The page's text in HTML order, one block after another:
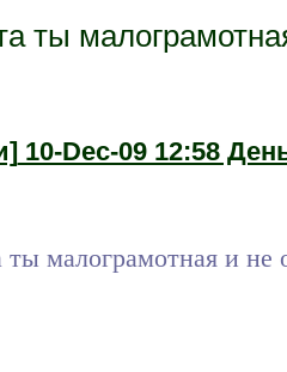
ты
10-Dec-09 12:58
малограмотная и не